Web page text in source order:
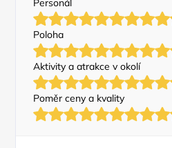
Personál
Poloha
Aktivity a atrakce v okolí
Poměr ceny a kvality